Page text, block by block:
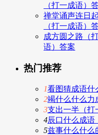
（打一成语）
禅堂诵声连日
（打一成语）
成方圆之路（
语）答案
热门推荐
1看图猜成语什
2竭什么什么力
3支出一半（打
4辰口什么成语
5兹事什么什么